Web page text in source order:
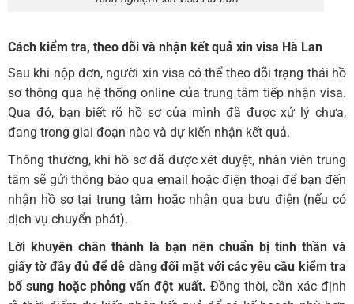
Cách kiểm tra, theo dõi và nhận kết quả xin visa Hà Lan
Sau khi nộp đơn, người xin visa có thể theo dõi trạng thái hồ
sơ thông qua hệ thống online của trung tâm tiếp nhận visa.
Qua đó, bạn biết rõ hồ sơ của mình đã được xử lý chưa,
đang trong giai đoạn nào và dự kiến nhận kết quả.
Thông thường, khi hồ sơ đã được xét duyệt, nhân viên trung
tâm sẽ gửi thông báo qua email hoặc điện thoại để bạn đến
nhận hồ sơ tại trung tâm hoặc nhận qua bưu điện (nếu có
dịch vụ chuyển phát).
Lời khuyên chân thành là bạn nên chuẩn bị tinh thần và
giấy tờ đầy đủ để dễ dàng đối mặt với các yêu cầu kiểm tra
bổ sung hoặc phỏng vấn đột xuất. Đồng thời, cần xác định